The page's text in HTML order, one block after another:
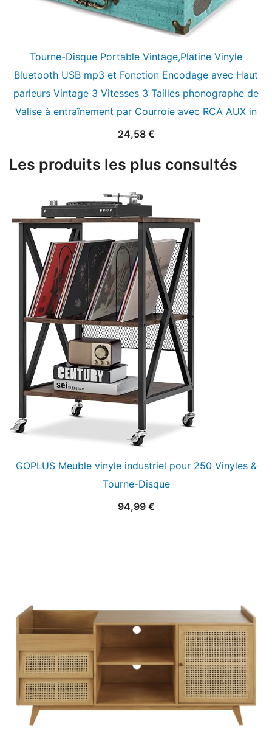
Tourne-Disque Portable Vintage,Platine Vinyle
Bluetooth USB mp3 et Fonction Encodage avec Haut
parleurs Vintage 3 Vitesses 3 Tailles phonographe de
Valise à entraînement par Courroie avec RCA AUX in
24,58 €
Les produits les plus consultés
GOPLUS Meuble vinyle industriel pour 250 Vinyles &
Tourne-Disque
94,99 €